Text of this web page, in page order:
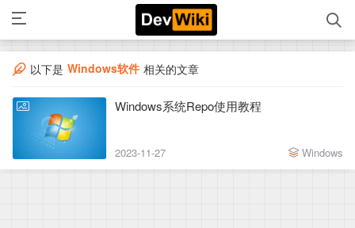
以下是 Windows软件 相关的文章
Windows系统Repo使用教程
2023-11-27 Windows